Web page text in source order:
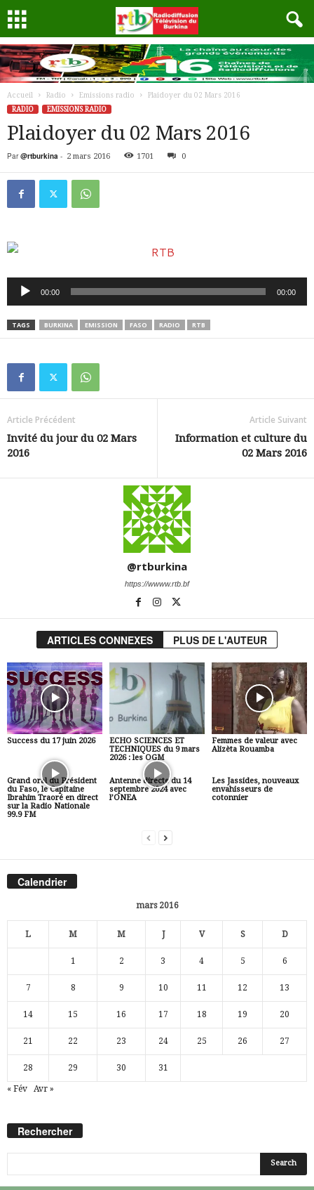
Accueil Radio Emissions radio
Plaidoyer du 02 Mars 2016
RADIO
EMISSIONS RADIO
Plaidoyer du 02 Mars 2016
Par @rtburkina - 2 mars 2016 1701 0
Lecteur
audio
00:00 00:00
TAGS BURKINA EMISSION FASO RADIO RTB
Article Précédent
Invité du jour du 02 Mars
2016
Article Suivant
Information et culture du
02 Mars 2016
@rtburkina
https://wwww.rtb.bf
ARTICLES CONNEXES PLUS DE L'AUTEUR
Success du 17 juin 2026
ECHO SCIENCES ET
TECHNIQUES du 9 mars
2026 : les OGM
Femmes de valeur avec
Alizèta Rouamba
Grand oral du Président
du Faso, le Capitaine
Ibrahim Traoré en direct
sur la Radio Nationale
99.9 FM
Antenne directe du 14
septembre 2024 avec
l’ONEA
Les Jassides, nouveaux
envahisseurs de
cotonnier
Calendrier
mars 2016
L M M J V S D
1 2 3 4 5 6
7 8 9 10 11 12 13
14 15 16 17 18 19 20
21 22 23 24 25 26 27
28 29 30 31
« Fév Avr »
Rechercher